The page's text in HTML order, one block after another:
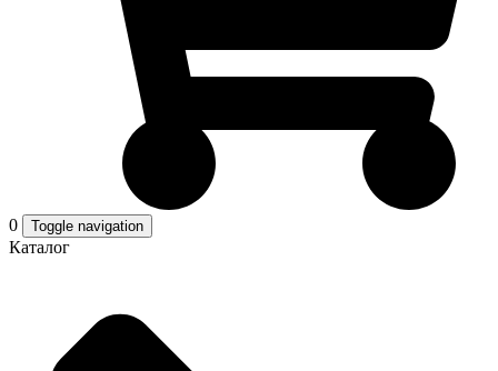
0 Toggle navigation
Каталог